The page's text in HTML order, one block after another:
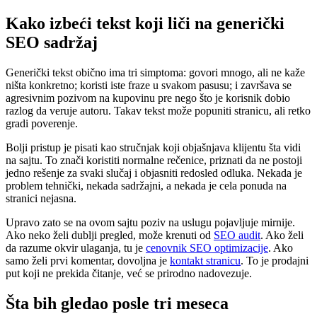
Kako izbeći tekst koji liči na generički
SEO sadržaj
Generički tekst obično ima tri simptoma: govori mnogo, ali ne kaže
ništa konkretno; koristi iste fraze u svakom pasusu; i završava se
agresivnim pozivom na kupovinu pre nego što je korisnik dobio
razlog da veruje autoru. Takav tekst može popuniti stranicu, ali retko
gradi poverenje.
Bolji pristup je pisati kao stručnjak koji objašnjava klijentu šta vidi
na sajtu. To znači koristiti normalne rečenice, priznati da ne postoji
jedno rešenje za svaki slučaj i objasniti redosled odluka. Nekada je
problem tehnički, nekada sadržajni, a nekada je cela ponuda na
stranici nejasna.
Upravo zato se na ovom sajtu poziv na uslugu pojavljuje mirnije.
Ako neko želi dublji pregled, može krenuti od SEO audit. Ako želi
da razume okvir ulaganja, tu je cenovnik SEO optimizacije. Ako
samo želi prvi komentar, dovoljna je kontakt stranicu. To je prodajni
put koji ne prekida čitanje, već se prirodno nadovezuje.
Šta bih gledao posle tri meseca